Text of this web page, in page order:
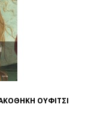
ΟΥΦΙΤΣΙ